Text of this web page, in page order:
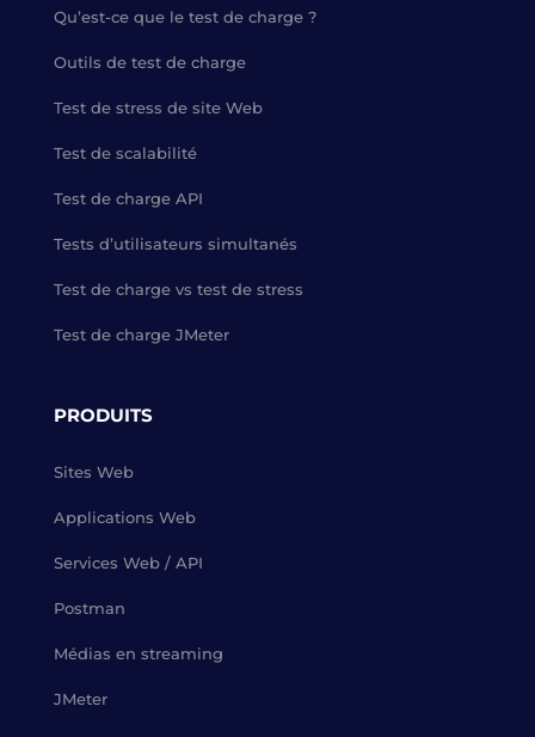
Qu’est-ce que le test de charge ?
Outils de test de charge
Test de stress de site Web
Test de scalabilité
Test de charge API
Tests d’utilisateurs simultanés
Test de charge vs test de stress
Test de charge JMeter
PRODUITS
Sites Web
Applications Web
Services Web / API
Postman
Médias en streaming
JMeter